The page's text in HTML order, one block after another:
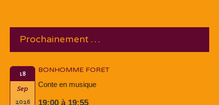
Prochainement …
18
Sep
2026
BONHOMME FORET
Conte en musique
19:00 à 19:55